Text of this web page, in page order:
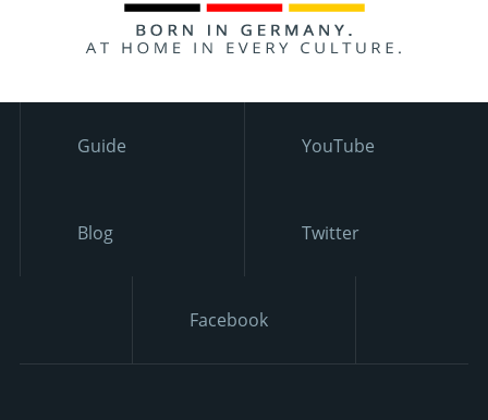
Guide YouTube
Blog Twitter
Facebook